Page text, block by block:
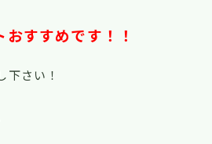
すすめです！！
下さい！